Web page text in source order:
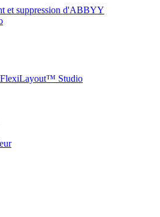
et suppression d'ABBYY
Studio